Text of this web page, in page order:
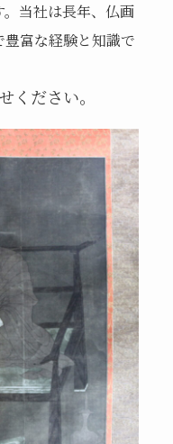
当社は長年、仏画
富な経験と知識で
ください。